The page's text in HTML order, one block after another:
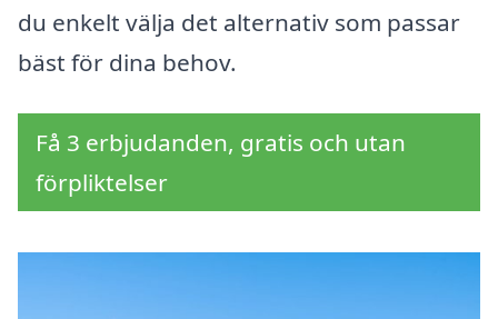
du enkelt välja det alternativ som passar
bäst för dina behov.
Få 3 erbjudanden, gratis och utan
förpliktelser